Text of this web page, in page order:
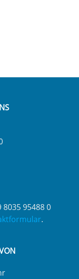
95488 0
.